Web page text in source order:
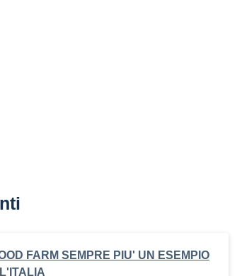
FARM SEMPRE PIU' UN ESEMPIO